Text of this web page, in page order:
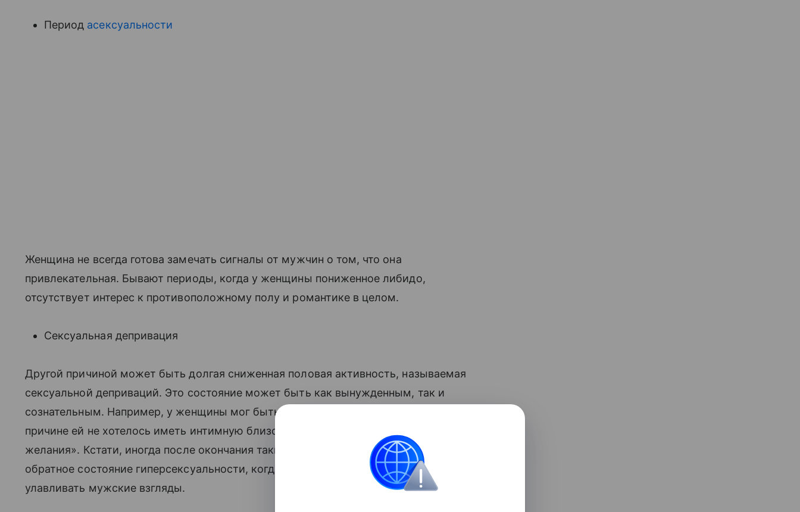
Период асексуальности
Женщина не всегда готова замечать сигналы от мужчин о том, что она
привлекательная. Бывают периоды, когда у женщины пониженное либидо,
отсутствует интерес к противоположному полу и романтике в целом.
Сексуальная депривация
Другой причиной может быть долгая сниженная половая активность, называемая
сексуальной деприваций. Это состояние может быть как вынужденным, так и
сознательным. Например, у женщины мог быть мужчина, с которым по какой-то
причине ей не хотелось иметь интимную близость. Происходило «подавление
желания». Кстати, иногда после окончания таких отношений может, наоборот, прийти
обратное состояние гиперсексуальности, когда женщина начинает себе нравиться и
улавливать мужские взгляды.